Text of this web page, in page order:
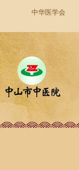
中华医学会